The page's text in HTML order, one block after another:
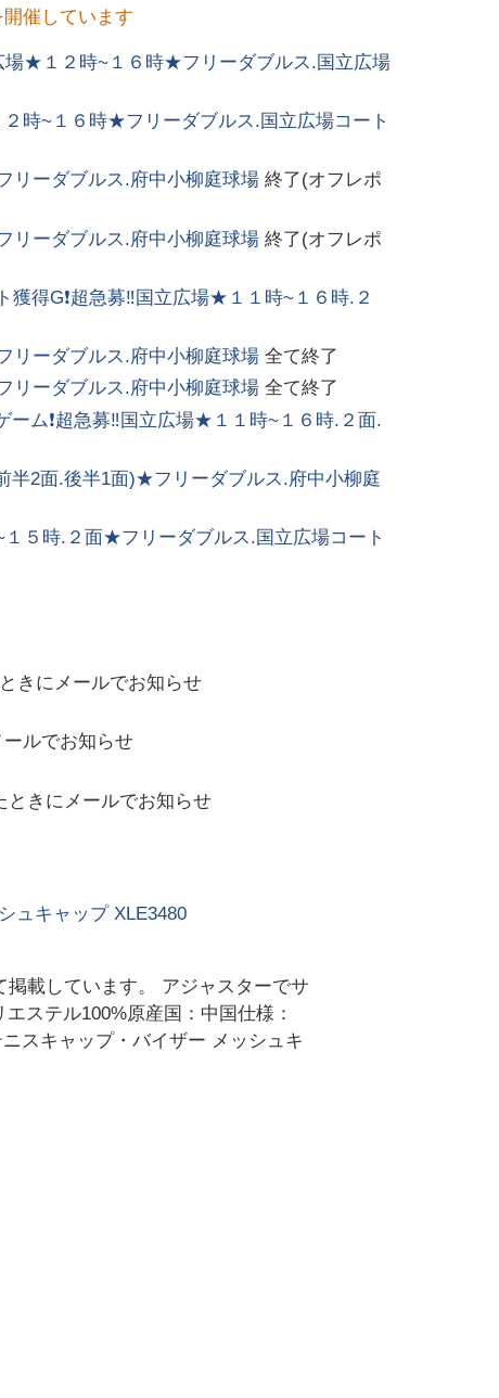
催しています
場★１２時~１６時★フリーダブルス.国立広場
時~１６時★フリーダブルス.国立広場コート
リーダブルス.府中小柳庭球場 終了(オフレポ
リーダブルス.府中小柳庭球場 終了(オフレポ
獲得G❗超急募‼️国立広場★１１時~１６時.２
リーダブルス.府中小柳庭球場 全て終了
リーダブルス.府中小柳庭球場 全て終了
ーム❗超急募‼️国立広場★１１時~１６時.２面.
半2面.後半1面)★フリーダブルス.府中小柳庭
５時.２面★フリーダブルス.国立広場コート
きにメールでお知らせ
ルでお知らせ
ときにメールでお知らせ
ュキャップ XLE3480
載しています。 アジャスターでサ
ステル100%原産国：中国仕様：
スキャップ・バイザー メッシュキ